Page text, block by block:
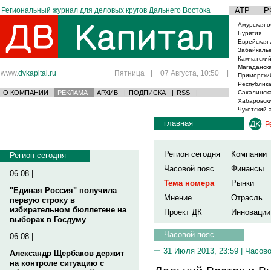
Региональный журнал для деловых кругов Дальнего Востока АТР
www.dvkapital.ru Пятница | 07 Августа, 10:50 |
О КОМПАНИИ РЕКЛАМА АРХИВ | ПОДПИСКА | RSS |
Амурская
Бурятия
Еврейская
Чукотский
Регион сегодня
06.08 |
"Единая Россия" получила
первую строку в
избирательном бюллетене на
выборах в Госдуму
06.08 |
Александр Щербаков держит
на контроле ситуацию с
главная
Регион сегодня
Компании
Часовой пояс
Финансы
Тема номера
Рынки
Мнение
Отрасль
Проект ДК
Инновации
Часовой пояс
31 Июля 2013, 23:59 |